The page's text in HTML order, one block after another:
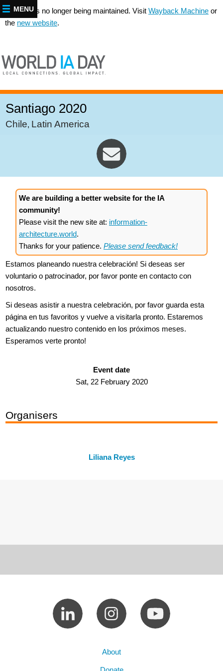
This site is no longer being maintained. Visit Wayback Machine or
the new website.
Santiago 2020
Chile, Latin America
We are building a better website for the IA
community!
Please visit the new site at: information-
architecture.world.
Thanks for your patience. Please send feedback!
Estamos planeando nuestra celebración! Si deseas ser
voluntario o patrocinador, por favor ponte en contacto con
nosotros.
Si deseas asistir a nuestra celebración, por favor guarda esta
página en tus favoritos y vuelve a visitarla pronto. Estaremos
actualizando nuestro contenido en los próximos meses.
Esperamos verte pronto!
Event date
Sat, 22 February 2020
Organisers
Liliana Reyes
About
MENU